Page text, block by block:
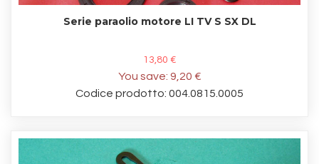
Serie paraolio motore LI TV S SX DL
13,80 €
You save: 9,20 €
Codice prodotto: 004.0815.0005